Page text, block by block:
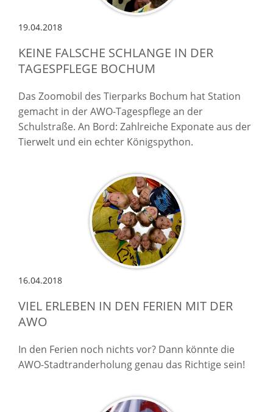
19.04.2018
KEINE FALSCHE SCHLANGE IN DER
TAGESPFLEGE BOCHUM
Das Zoomobil des Tierparks Bochum hat Station
gemacht in der AWO-Tagespflege an der
Schulstraße. An Bord: Zahlreiche Exponate aus der
Tierwelt und ein echter Königspython.
16.04.2018
VIEL ERLEBEN IN DEN FERIEN MIT DER
AWO
In den Ferien noch nichts vor? Dann könnte die
AWO-Stadtranderholung genau das Richtige sein!